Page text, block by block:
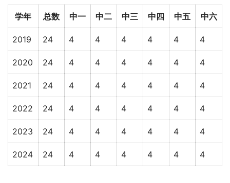
学年 总数 中一 中二 中三 中四 中五 中六
2019 24 4 4 4 4 4 4
2020 24 4 4 4 4 4 4
2021 24 4 4 4 4 4 4
2022 24 4 4 4 4 4 4
2023 24 4 4 4 4 4 4
2024 24 4 4 4 4 4 4